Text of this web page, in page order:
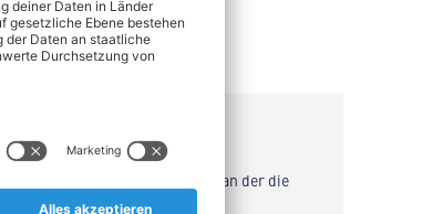
der hellen Plazenta enthalten, an der die
an der Schärfe des Essens.